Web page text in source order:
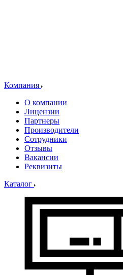
Компания
О компании
Лицензии
Партнеры
Производители
Сотрудники
Отзывы
Вакансии
Реквизиты
Каталог